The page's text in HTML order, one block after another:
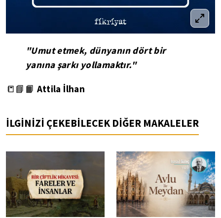
"Umut etmek, dünyanın dört bir
yanına şarkı yollamaktır."
📒📘📙 Attila İlhan
İLGİNİZİ ÇEKEBİLECEK DİĞER MAKALELER